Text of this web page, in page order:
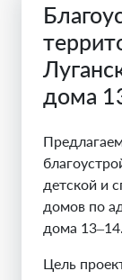
дома
детской и
домов по
дома 13–14.
Цель